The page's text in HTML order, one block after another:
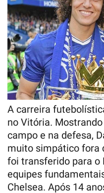
A carreira
no Vitória.
campo e na defesa,
muito simpático fora
foi transferido para o
equipes
Chelsea. Após 14